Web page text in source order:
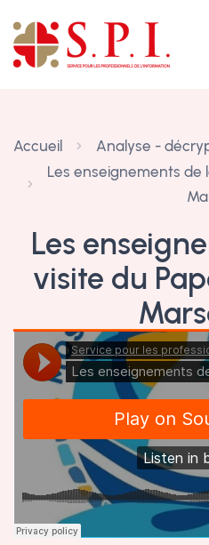
Accueil
Analyse -
Les enseignements de
Les
visite du
25